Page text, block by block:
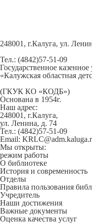
248001, г.Калуга, ул.
Тел.: (4842)57-51-09
Государственное
«Калужская областная
(ГКУК КО «КОДБ»)
Основана в 1954г.
Наш адрес:
248001, г.Калуга,
ул. Ленина, д. 74
Тел.: (4842)57-51-09
Email:
Мы открыты:
режим работы
О библиотеке
История и современность
Отделы
Правила пользования
Учредитель
Наши достижения
Важные документы
Оценка качества услуг